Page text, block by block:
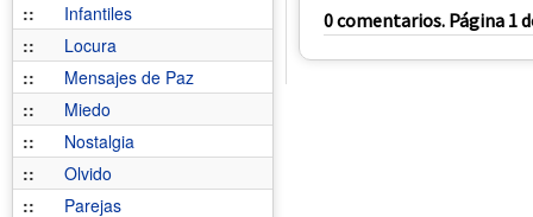
::
Infantiles
::
Locura
::
Mensajes de Paz
::
Miedo
::
Nostalgia
::
Olvido
::
Parejas
0 comentarios. Página 1